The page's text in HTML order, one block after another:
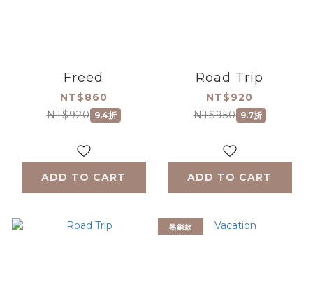
Freed
NT$860
NT$920 9.4折
ADD TO CART
Road Trip
NT$920
NT$950 9.7折
ADD TO CART
熱銷款